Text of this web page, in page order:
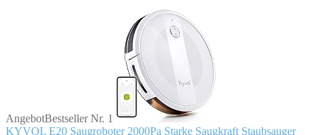
AngebotBestseller Nr. 1
KYVOL E20 Saugroboter 2000Pa Starke Saugkraft Staubsauger